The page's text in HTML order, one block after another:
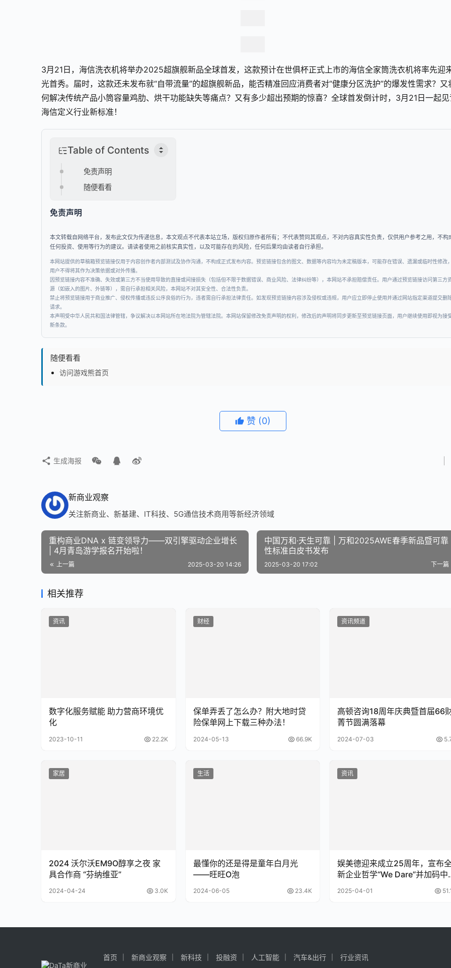
3月21日，海信洗衣机将举办2025超旗舰新品全球首发，这款预计在世俱杯正式上市的海信全家筒洗衣机将率先迎
光首秀。届时，这款还未发布就“自带流量”的超旗舰新品，能否精准回应消费者对“健康分区洗护”的爆发性需求？又
何解决传统产品小筒容量鸡肋、烘干功能缺失等痛点？又有多少超出预期的惊喜？全球首发倒计时，3月21日一起
海信定义行业新标准！
Table of Contents
免责声明
随便看看
免责声明
本文转载自网络平台，发布此文仅为传递信息，本文观点不代表本站立场，版权归原作者所有；不代表赞同其观点，不对内容真实性负责，仅供用户参考之用，不构
任何投资、使用等行为的建议。请读者使用之前核实真实性，以及可能存在的风险，任何后果均由读者自行承担。
本网站提供的草稿箱预览链接仅用于内容创作者内部测试及协作沟通，不构成正式发布内容。预览链接包含的图文、数据等内容均为未定稿版本，可能存在错误、遗漏或临时性修改
用户不得将其作为决策依据或对外传播。
因预览链接内容不准确、失效或第三方不当使用导致的直接或间接损失（包括但不限于数据错误、商业风险、法律纠纷等），本网站不承担赔偿责任。用户通过预览链接访问第三方
源（如嵌入的图片、外链等），需自行承担相关风险，本网站不对其安全性、合法性负责。
禁止将预览链接用于商业推广、侵权传播或违反公序良俗的行为，违者需自行承担法律责任。如发现预览链接内容涉及侵权或违规，用户应立即停止使用并通过网站指定渠道提交删
请求。
本声明受中华人民共和国法律管辖，争议解决以本网站所在地法院为管辖法院。本网站保留修改免责声明的权利，修改后的声明将同步更新至预览链接页面，用户继续使用即视为接
新条款。
随便看看
访问游戏熊首页
赞 (0)
生成海报
新商业观察
关注新商业、新基建、IT科技、5G通信技术商用等新经济领域
重构商业DNA x 链变领导力——双引擎驱动企业增长
| 4月青岛游学报名开始啦！
上一篇 2025-03-20 14:26
中国万和·天生可靠 | 万和2025AWE春季新品暨可靠
性标准白皮书发布
下一篇
2025-03-20 17:02
相关推荐
资讯
数字化服务赋能 助力营商环境优
化
2023-10-11 22.2K
财经
保单弄丢了怎么办？附大地时贷
险保单网上下载三种办法！
2024-05-13 66.9K
资讯频道
高顿咨询18周年庆典暨首届66
菁节圆满落幕
2024-07-03
家居
2024 沃尔沃EM9O醇享之夜 家
具合作商 “芬纳维亚”
2024-04-24 3.0K
生活
最懂你的还是得是童年白月光
——旺旺O泡
2024-06-05 23.4K
资讯
娱美德迎来成立25周年，宣布
新企业哲学“We Dare”并加码中
2025-04-01
首页 新商业观察 新科技 投融资 人工智能 汽车&出行 行业资讯